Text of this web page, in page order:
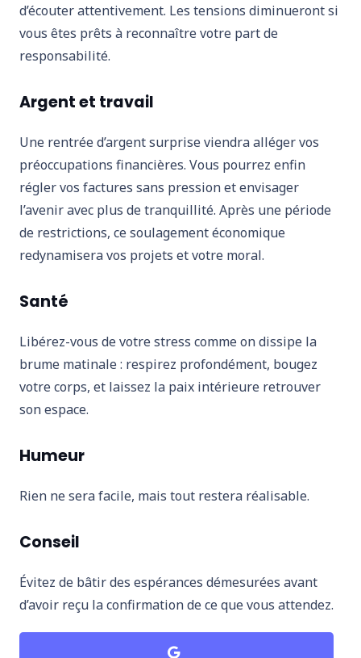
d’écouter attentivement. Les tensions diminueront si
vous êtes prêts à reconnaître votre part de
responsabilité.
Argent et travail
Une rentrée d’argent surprise viendra alléger vos
préoccupations financières. Vous pourrez enfin
régler vos factures sans pression et envisager
l’avenir avec plus de tranquillité. Après une période
de restrictions, ce soulagement économique
redynamisera vos projets et votre moral.
Santé
Libérez-vous de votre stress comme on dissipe la
brume matinale : respirez profondément, bougez
votre corps, et laissez la paix intérieure retrouver
son espace.
Humeur
Rien ne sera facile, mais tout restera réalisable.
Conseil
Évitez de bâtir des espérances démesurées avant
d’avoir reçu la confirmation de ce que vous attendez.